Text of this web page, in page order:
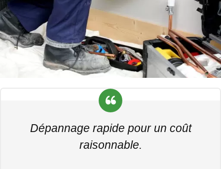
Dépannage rapide pour un coût
raisonnable.